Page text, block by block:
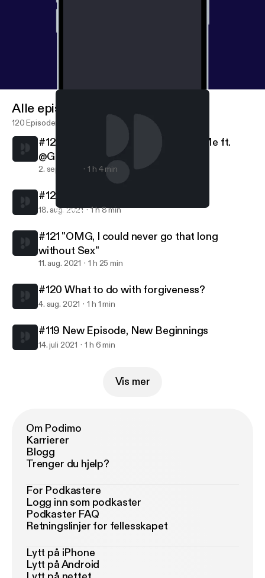
#119 New Episode, New Beginnings
Alle episoder
120 Episoder
#123 Embracing everything about Me ft.
@Gevonchai
2. sep. 2021 1 h 4 min
#122 Friendships are Relationships
18. aug. 2021 1 h 8 min
#121 "OMG, I could never go that long
without Sex"
11. aug. 2021 1 h 25 min
#120 What to do with forgiveness?
4. aug. 2021 1 h 1 min
#119 New Episode, New Beginnings
14. juli 2021 1 h 6 min
Vis mer
Om Podimo
Karrierer
Blogg
Trenger du hjelp?
For Podkastere
Logg inn som podkaster
Podkaster FAQ
Retningslinjer for fellesskapet
Lytt på iPhone
Lytt på Android